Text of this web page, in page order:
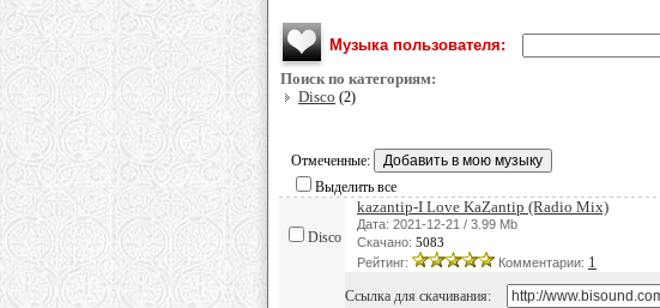
Музыка пользователя:
Поиск по категориям:
Disco (2)
Отмеченные:
Выделить все
Disco
kazantip-I Love KaZantip (Radio Mix)
Дата: 2021-12-21 / 3.99 Mb
Скачано: 5083
Рейтинг:
Комментарии: 1
Ссылка для скачивания: